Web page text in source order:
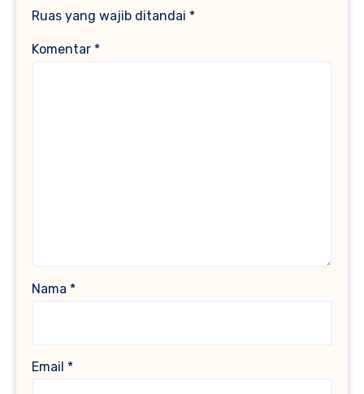
Ruas yang wajib ditandai *
Komentar *
Nama *
Email *